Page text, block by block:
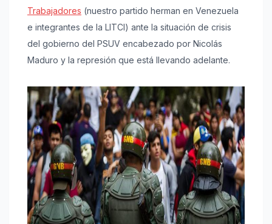
Trabajadores (nuestro partido herman en Venezuela
e integrantes de la LITCI) ante la situación de crisis
del gobierno del PSUV encabezado por Nicolás
Maduro y la represión que está llevando adelante.